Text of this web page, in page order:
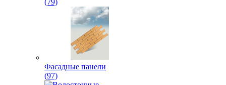
(79)
Фасадные панели
(97)